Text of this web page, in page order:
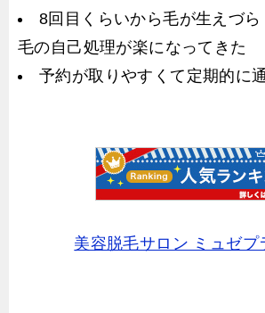
8回目くらいから毛が生えづら
毛の自己処理が楽になってきた
予約が取りやすくて定期的に
美容脱毛サロン ミュゼプ